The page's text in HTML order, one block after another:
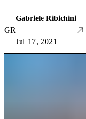
GR
Gabriele Ribichini
Jul 17, 2021